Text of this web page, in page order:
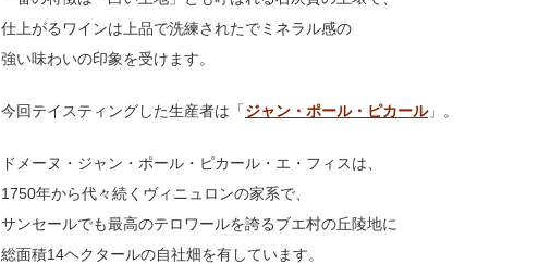
仕上がるワインは上品で洗練されたでミネラル感の
強い味わいの印象を受けます。
今回テイスティングした生産者は「ジャン・ポール・ピカール」。
ドメーヌ・ジャン・ポール・ピカール・エ・フィスは、
1750年から代々続くヴィニュロンの家系で、
サンセールでも最高のテロワールを誇るブエ村の丘陵地に
総面積14ヘクタールの自社畑を有しています。